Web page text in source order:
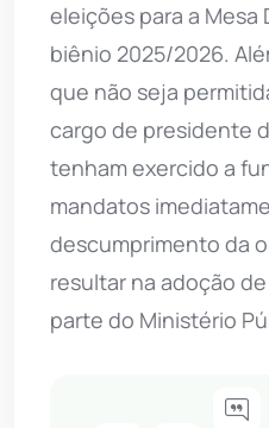
eleições para a
biênio 2025/2026.
que não seja
cargo de presidente
tenham exercido a
mandatos
descumprimento da
resultar na adoção
parte do Ministério